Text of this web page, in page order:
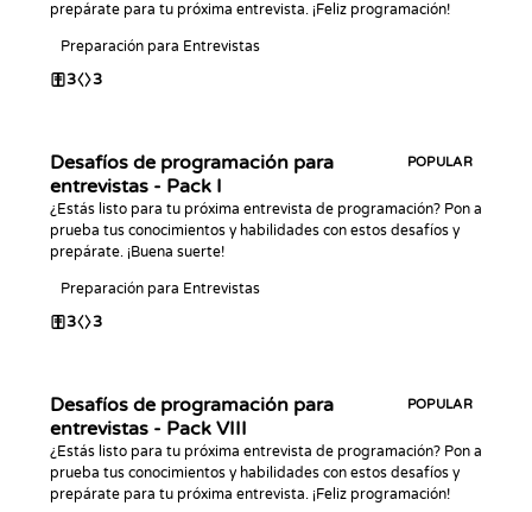
prepárate para tu próxima entrevista. ¡Feliz programación!
Preparación para Entrevistas
3 3
Desafíos de programación para
entrevistas - Pack I
POPULAR
¿Estás listo para tu próxima entrevista de programación? Pon a
prueba tus conocimientos y habilidades con estos desafíos y
prepárate. ¡Buena suerte!
Preparación para Entrevistas
3 3
Desafíos de programación para
entrevistas - Pack VIII
POPULAR
¿Estás listo para tu próxima entrevista de programación? Pon a
prueba tus conocimientos y habilidades con estos desafíos y
prepárate para tu próxima entrevista. ¡Feliz programación!